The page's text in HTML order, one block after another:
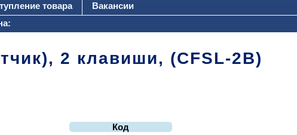
товара
Вакансии
2 клавиши, (CFSL-2B)
Код